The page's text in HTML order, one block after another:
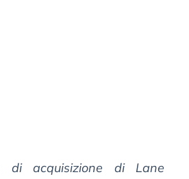
di acquisizione di Lane